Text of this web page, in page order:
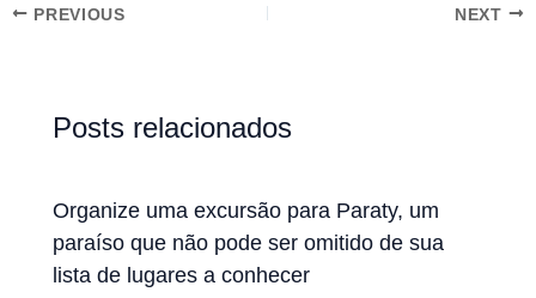
PREVIOUS NEXT
Posts relacionados
Organize uma excursão para Paraty, um
paraíso que não pode ser omitido de sua
lista de lugares a conhecer